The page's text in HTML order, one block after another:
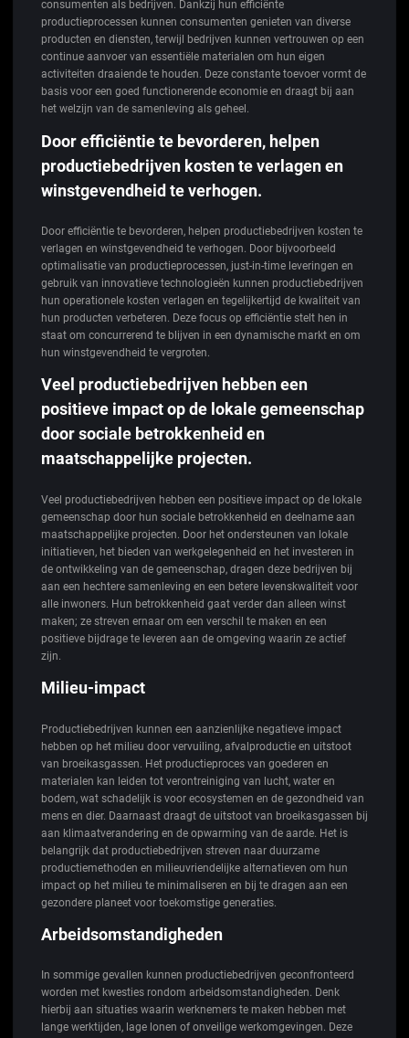
consumenten als bedrijven. Dankzij hun efficiënte
productieprocessen kunnen consumenten genieten van diverse
producten en diensten, terwijl bedrijven kunnen vertrouwen op een
continue aanvoer van essentiële materialen om hun eigen
activiteiten draaiende te houden. Deze constante toevoer vormt de
basis voor een goed functionerende economie en draagt bij aan
het welzijn van de samenleving als geheel.
Door efficiëntie te bevorderen, helpen
productiebedrijven kosten te verlagen en
winstgevendheid te verhogen.
Door efficiëntie te bevorderen, helpen productiebedrijven kosten te
verlagen en winstgevendheid te verhogen. Door bijvoorbeeld
optimalisatie van productieprocessen, just-in-time leveringen en
gebruik van innovatieve technologieën kunnen productiebedrijven
hun operationele kosten verlagen en tegelijkertijd de kwaliteit van
hun producten verbeteren. Deze focus op efficiëntie stelt hen in
staat om concurrerend te blijven in een dynamische markt en om
hun winstgevendheid te vergroten.
Veel productiebedrijven hebben een
positieve impact op de lokale gemeenschap
door sociale betrokkenheid en
maatschappelijke projecten.
Veel productiebedrijven hebben een positieve impact op de lokale
gemeenschap door hun sociale betrokkenheid en deelname aan
maatschappelijke projecten. Door het ondersteunen van lokale
initiatieven, het bieden van werkgelegenheid en het investeren in
de ontwikkeling van de gemeenschap, dragen deze bedrijven bij
aan een hechtere samenleving en een betere levenskwaliteit voor
alle inwoners. Hun betrokkenheid gaat verder dan alleen winst
maken; ze streven ernaar om een verschil te maken en een
positieve bijdrage te leveren aan de omgeving waarin ze actief
zijn.
Milieu-impact
Productiebedrijven kunnen een aanzienlijke negatieve impact
hebben op het milieu door vervuiling, afvalproductie en uitstoot
van broeikasgassen. Het productieproces van goederen en
materialen kan leiden tot verontreiniging van lucht, water en
bodem, wat schadelijk is voor ecosystemen en de gezondheid van
mens en dier. Daarnaast draagt de uitstoot van broeikasgassen bij
aan klimaatverandering en de opwarming van de aarde. Het is
belangrijk dat productiebedrijven streven naar duurzame
productiemethoden en milieuvriendelijke alternatieven om hun
impact op het milieu te minimaliseren en bij te dragen aan een
gezondere planeet voor toekomstige generaties.
Arbeidsomstandigheden
In sommige gevallen kunnen productiebedrijven geconfronteerd
worden met kwesties rondom arbeidsomstandigheden. Denk
hierbij aan situaties waarin werknemers te maken hebben met
lange werktijden, lage lonen of onveilige werkomgevingen. Deze